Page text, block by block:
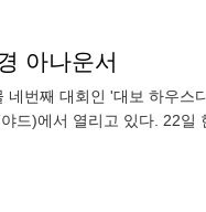
아나운서
번째 대회인 '대보 하우
드)에서 열리고 있다. 22일